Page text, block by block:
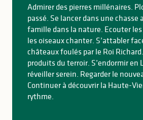
Admirer des pierres millénaires.
passé. Se lancer dans une chasse
famille dans la nature. Ecouter
les oiseaux chanter. S’attabler
châteaux foulés par le Roi
produits du terroir. S’endormir en
réveiller serein. Regarder le
Continuer à découvrir la Haute-
rythme.